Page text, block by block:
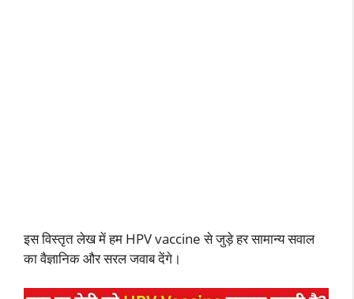
इस विस्तृत लेख में हम HPV vaccine से जुड़े हर सामान्य सवाल
का वैज्ञानिक और सरल जवाब देंगे।